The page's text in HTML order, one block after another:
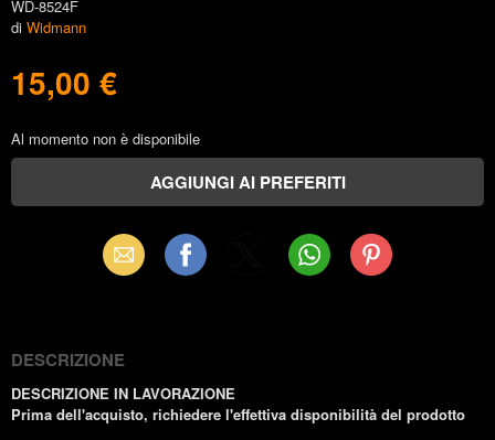
WD-8524F
di Widmann
15,00 €
Al momento non è disponibile
Email Facebook WhatsAppPinterest
DESCRIZIONE
DESCRIZIONE IN LAVORAZIONE
Prima dell'acquisto, richiedere l'effettiva disponibilità del prodotto